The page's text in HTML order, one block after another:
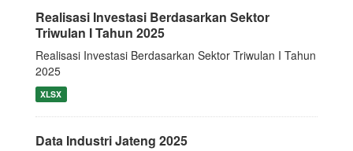
Realisasi Investasi Berdasarkan Sektor
Triwulan I Tahun 2025
Realisasi Investasi Berdasarkan Sektor Triwulan I Tahun
2025
XLSX
Data Industri Jateng 2025